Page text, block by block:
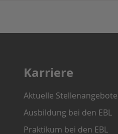
Karriere
Aktuelle Stellenangebote
Ausbildung bei den EBL
Praktikum bei den EBL